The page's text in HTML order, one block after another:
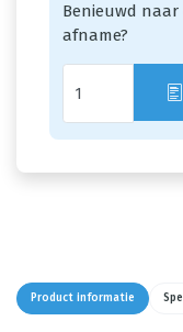
Benieuwd
afname?
Product informatie